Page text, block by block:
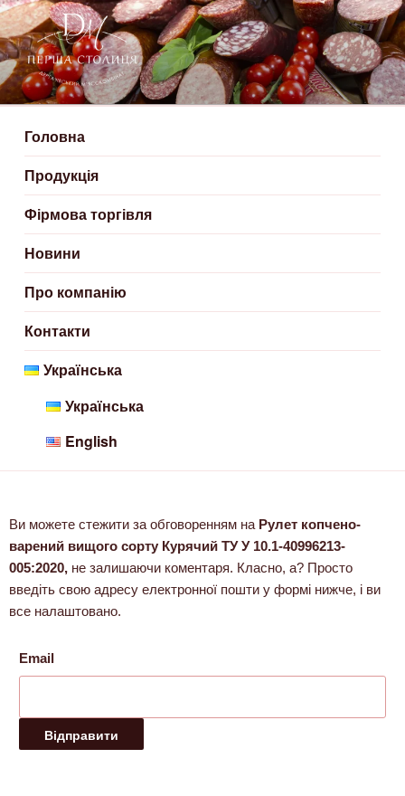
ДЕРГАЧІВСЬКИЙ М’ЯСОКОМБІНАТ
– ПЕРША СТОЛИЦЯ
Створюємо смачні м'ясні продукти
Головна
Продукція
Фірмова торгівля
Новини
Про компанію
Контакти
Українська
Українська
English
Ви можете стежити за обговоренням на Рулет копчено-
варений вищого сорту Курячий ТУ У 10.1-40996213-
005:2020, не залишаючи коментаря. Класно, а? Просто
введіть свою адресу електронної пошти у формі нижче, і ви
все налаштовано.
Email